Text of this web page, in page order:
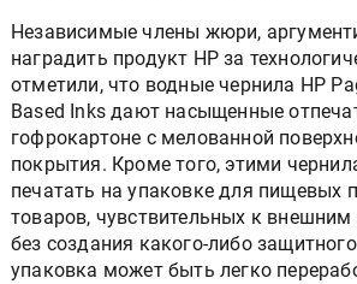
Независимые члены жюри,
наградить продукт HP за
отметили, что водные чернила HP
Based Inks дают насыщенные
гофрокартоне с мелованной
покрытия. Кроме того, этими
печатать на упаковке для пищевых
товаров, чувствительных к
без создания какого-либо
упаковка может быть легко